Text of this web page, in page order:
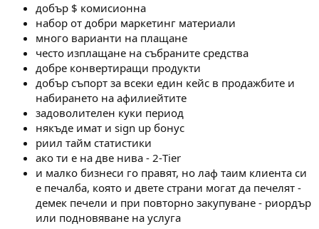
добър $ комисионна
набор от добри маркетинг материали
много варианти на плащане
често изплащане на събраните средства
добре конвертиращи продукти
добър съпорт за всеки един кейс в продажбите и
набирането на афилиейтите
задоволителен куки период
някъде имат и sign up бонус
риил тайм статистики
ако ти е на две нива - 2-Tier
и малко бизнеси го правят, но лаф таим клиента си
е печалба, която и двете страни могат да печелят -
демек печели и при повторно закупуване - риордър
или подновяване на услуга